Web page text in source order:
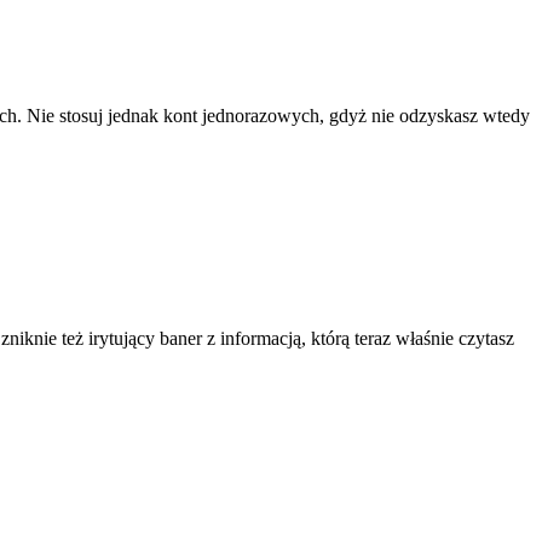
Nie stosuj jednak kont jednorazowych, gdyż nie odzyskasz wtedy
też irytujący baner z informacją, którą teraz właśnie czytasz